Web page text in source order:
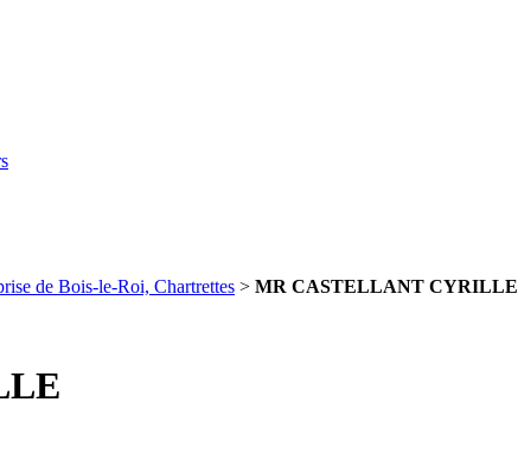
de Bois-le-Roi, Chartrettes > MR CASTELLANT CYRILLE